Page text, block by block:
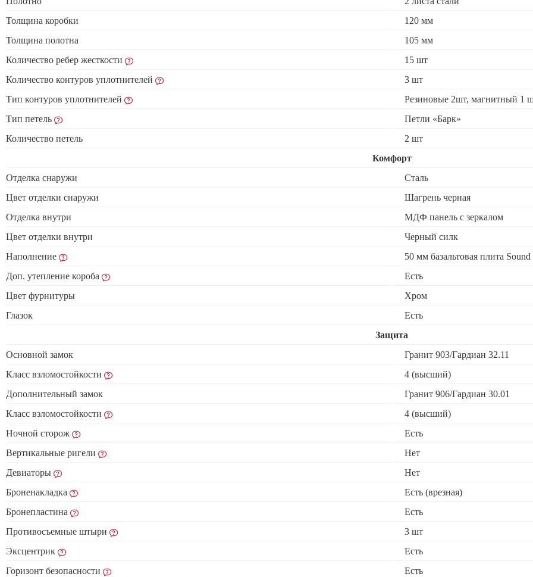
Толщина коробки
120 мм
Толщина полотна
105 мм
Количество ребер жесткости
15 шт
Количество контуров уплотнителей
3 шт
Тип контуров уплотнителей
Резиновые 2шт, магнитный 1
Тип петель
Петли «Барк»
Количество петель
2 шт
Комфорт
Отделка снаружи
Сталь
Цвет отделки снаружи
Шагрень черная
Отделка внутри
МДФ панель с зеркалом
Цвет отделки внутри
Черный силк
Наполнение
50 мм базальтовая плита
Доп. утепление короба
Есть
Цвет фурнитуры
Хром
Глазок
Есть
Защита
Основной замок
Гранит 903/Гардиан 32.11
Класс взломостойкости
4 (высший)
Дополнительный замок
Гранит 906/Гардиан 30.01
Класс взломостойкости
4 (высший)
Ночной сторож
Есть
Вертикальные ригели
Нет
Девиаторы
Нет
Броненакладка
Есть (врезная)
Бронепластина
Есть
Противосъемные штыри
3 шт
Эксцентрик
Есть
Горизонт безопасности
Есть